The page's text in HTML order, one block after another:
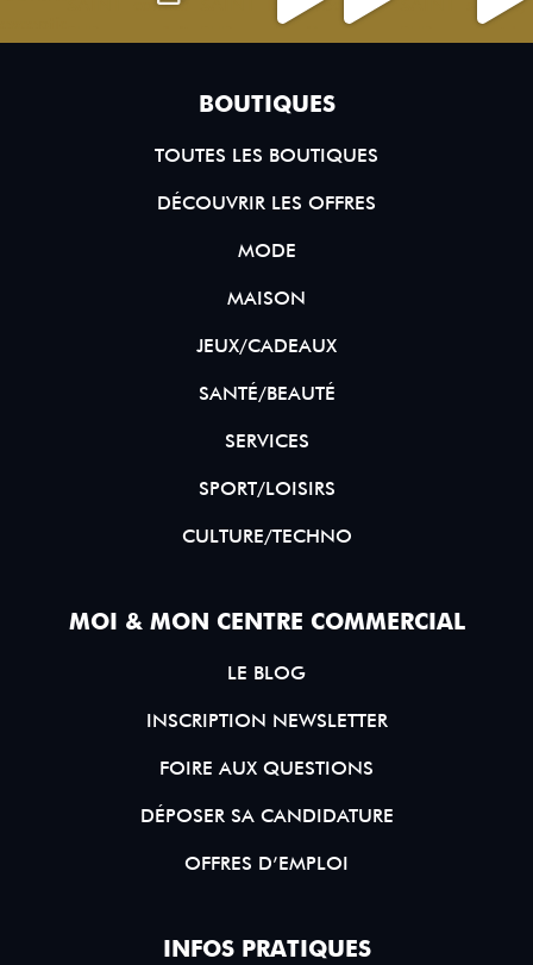
BOUTIQUES
TOUTES LES BOUTIQUES
DÉCOUVRIR LES OFFRES
MODE
MAISON
JEUX/CADEAUX
SANTÉ/BEAUTÉ
SERVICES
SPORT/LOISIRS
CULTURE/TECHNO
MOI & MON CENTRE COMMERCIAL
LE BLOG
INSCRIPTION NEWSLETTER
FOIRE AUX QUESTIONS
DÉPOSER SA CANDIDATURE
OFFRES D’EMPLOI
INFOS PRATIQUES